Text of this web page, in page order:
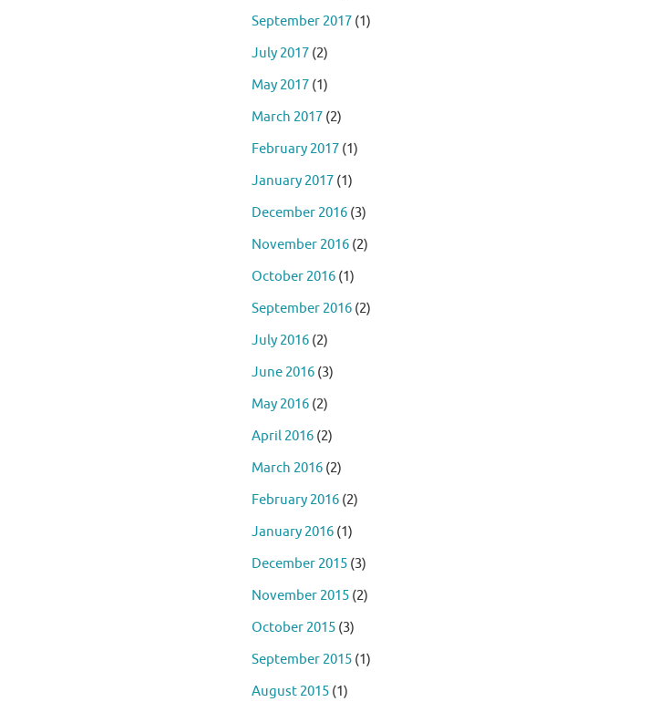
September 2017 (1)
July 2017 (2)
May 2017 (1)
March 2017 (2)
February 2017 (1)
January 2017 (1)
December 2016 (3)
November 2016 (2)
October 2016 (1)
September 2016 (2)
July 2016 (2)
June 2016 (3)
May 2016 (2)
April 2016 (2)
March 2016 (2)
February 2016 (2)
January 2016 (1)
December 2015 (3)
November 2015 (2)
October 2015 (3)
September 2015 (1)
August 2015 (1)